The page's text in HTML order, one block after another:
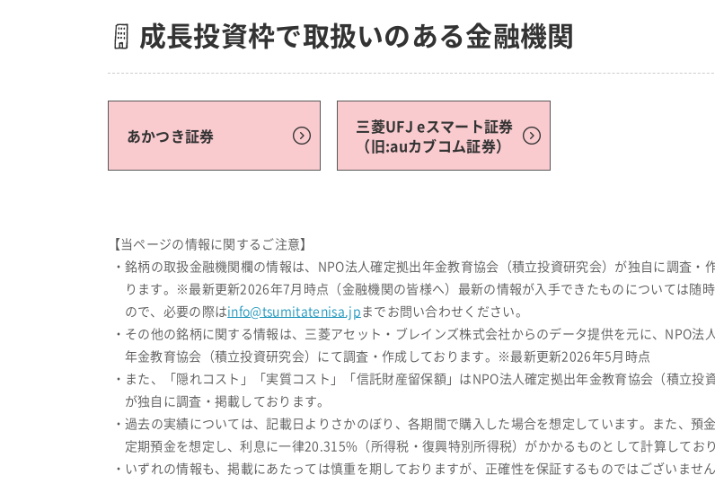
成長投資枠で取扱いのある金融機関
あかつき証券
三菱UFJ eスマート証券
（旧:auカブコム証券）
【当ページの情報に関するご注意】
・銘柄の取扱金融機関欄の情報は、NPO法人確定拠出年金教育協会（積立投資研究会）が独自に調査・
ります。※最新更新2026年7月時点（金融機関の皆様へ）最新の情報が入手できたものについては随
ので、必要の際はinfo@tsumitatenisa.jp までお問い合わせください。
・その他の銘柄に関する情報は、三菱アセット・ブレインズ株式会社からのデータ提供を元に、NPO法
年金教育協会（積立投資研究会）にて調査・作成しております。※最新更新2026年5月時点
・また、「隠れコスト」「実質コスト」「信託財産留保額」はNPO法人確定拠出年金教育協会（積立投
が独自に調査・掲載しております。
・過去の実績については、記載日よりさかのぼり、各期間で購入した場合を想定しています。また、預
定期預金を想定し、利息に一律20.315%（所得税・復興特別所得税）がかかるものとして計算しており
・いずれの情報も、掲載にあたっては慎重を期しておりますが、正確性を保証するものではございませ